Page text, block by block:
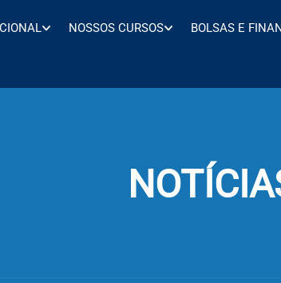
NOSSOS CURSOS BOLSAS E